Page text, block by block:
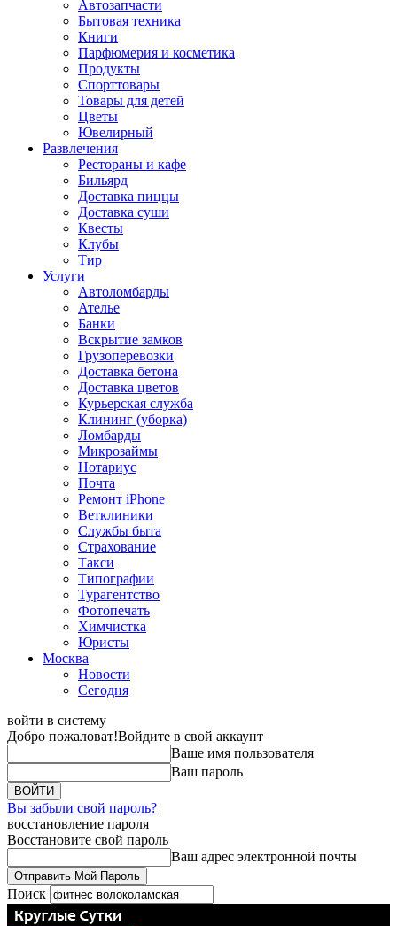
Автозапчасти
Бытовая техника
Книги
Парфюмерия и косметика
Продукты
Спорттовары
Товары для детей
Цветы
Ювелирный
Развлечения
Рестораны и кафе
Бильярд
Доставка пиццы
Доставка суши
Квесты
Клубы
Тир
Услуги
Автоломбарды
Ателье
Банки
Вскрытие замков
Грузоперевозки
Доставка бетона
Доставка цветов
Курьерская служба
Клининг (уборка)
Ломбарды
Микрозаймы
Нотариус
Почта
Ремонт iPhone
Ветклиники
Службы быта
Страхование
Такси
Типографии
Турагентство
Фотопечать
Химчистка
Юристы
Москва
Новости
Сегодня
войти в систему
Добро пожаловат!Войдите в свой аккаунт
Ваше имя пользователя
Ваш пароль
Вы забыли свой пароль?
восстановление пароля
Восстановите свой пароль
Ваш адрес электронной почты
Поиск